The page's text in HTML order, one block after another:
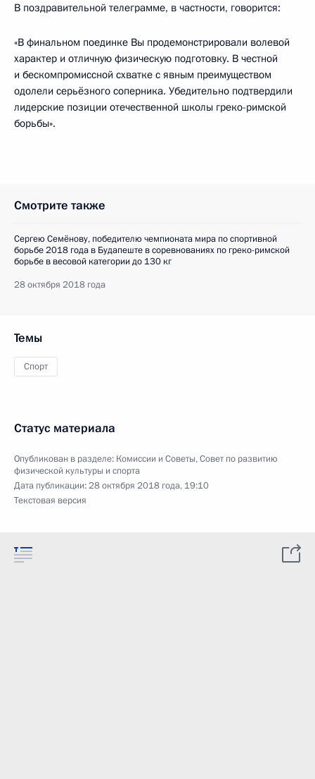
В поздравительной телеграмме, в частности, говорится:
«В финальном поединке Вы продемонстрировали волевой
характер и отличную физическую подготовку. В честной
и бескомпромиссной схватке с явным преимуществом
одолели серьёзного соперника. Убедительно подтвердили
лидерские позиции отечественной школы греко-римской
борьбы».
Смотрите также
Сергею Семёнову, победителю чемпионата мира по спортивной
борьбе 2018 года в Будапеште в соревнованиях по греко-римской
борьбе в весовой категории до 130 кг
28 октября 2018 года
Темы
Спорт
Статус материала
Опубликован в разделе: Комиссии и Советы,Совет по развитию
физической культуры и спорта
Дата публикации:28 октября 2018 года, 19:10
Текстовая версия